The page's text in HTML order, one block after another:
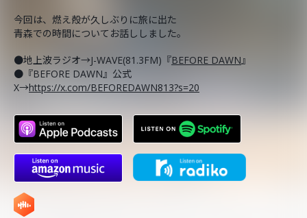
今回は、燃え殻が久しぶりに旅に出た
青森での時間についてお話ししました。
●地上波ラジオ→J-WAVE(81.3FM)『BEFORE DAWN』
●『BEFORE DAWN』公式
X→https://x.com/BEFOREDAWN813?s=20